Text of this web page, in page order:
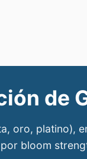
de
oro, platino),
bloom